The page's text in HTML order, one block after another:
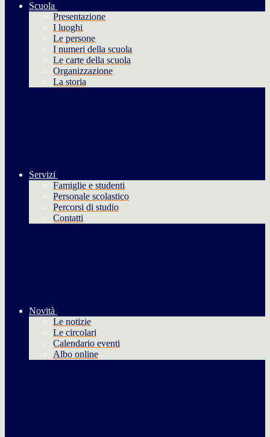
Scuola
Presentazione
I luoghi
Le persone
I numeri della scuola
Le carte della scuola
Organizzazione
La storia
Servizi
Famiglie e studenti
Personale scolastico
Percorsi di studio
Contatti
Novità
Le notizie
Le circolari
Calendario eventi
Albo online